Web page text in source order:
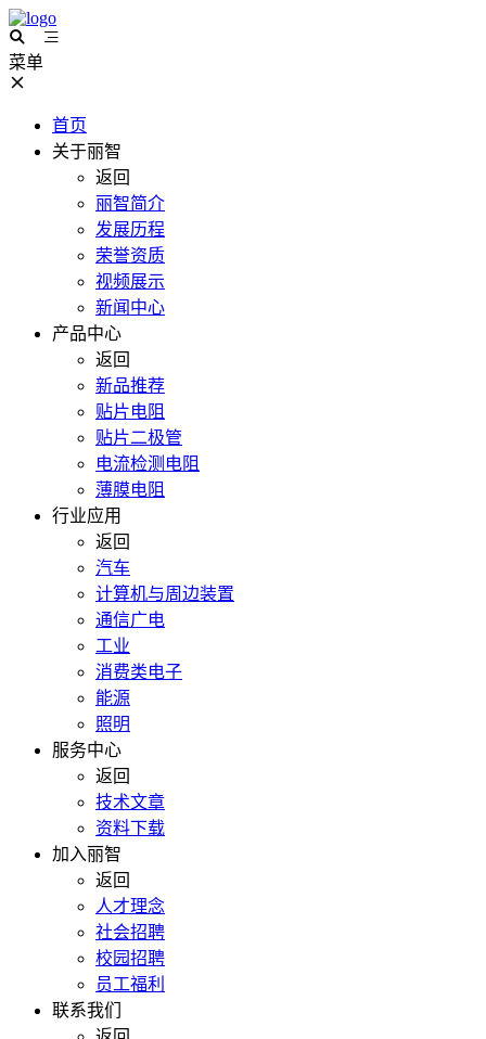
菜单
首页
关于丽智
返回
丽智简介
发展历程
荣誉资质
视频展示
新闻中心
产品中心
返回
新品推荐
贴片电阻
贴片二极管
电流检测电阻
薄膜电阻
行业应用
返回
汽车
计算机与周边装置
通信广电
工业
消费类电子
能源
照明
服务中心
返回
技术文章
资料下载
加入丽智
返回
人才理念
社会招聘
校园招聘
员工福利
联系我们